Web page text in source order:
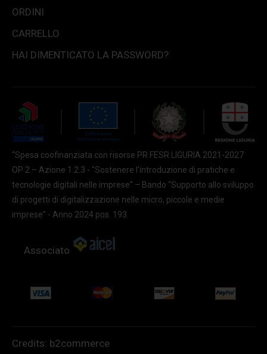
ORDINI
CARRELLO
HAI DIMENTICATO LA PASSWORD?
“Spesa coofinanziata con risorse PR FESR LIGURIA 2021-2027
OP 2 – Azione 1.2.3 - "Sostenere l'introduzione di pratiche e
tecnologie digitali nelle imprese” – Bando “Supporto allo sviluppo
di progetti di digitalizzazione nelle micro, piccole e medie
imprese” - Anno 2024 pos. 193
Associato
Credits: b2commerce